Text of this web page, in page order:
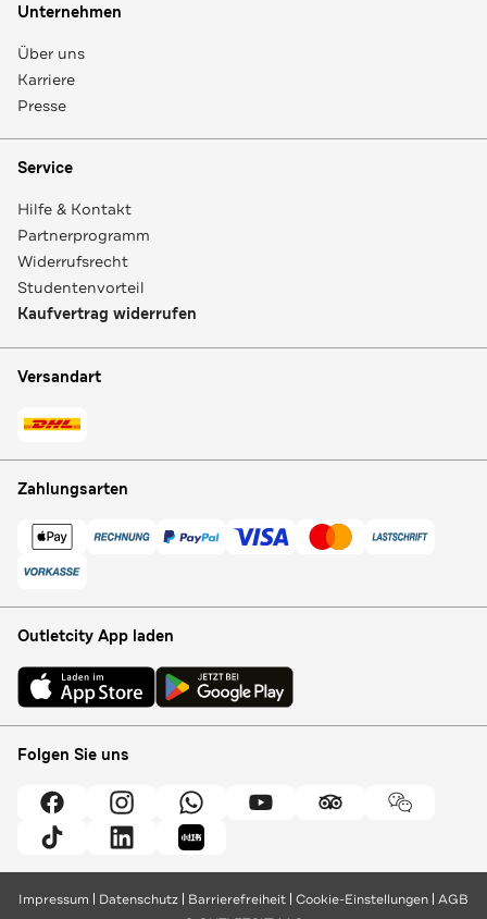
Unternehmen
Über uns
Karriere
Presse
Service
Hilfe & Kontakt
Partnerprogramm
Widerrufsrecht
Studentenvorteil
Kaufvertrag widerrufen
Versandart
Zahlungsarten
Outletcity App laden
Folgen Sie uns
Impressum Datenschutz Barrierefreiheit Cookie-Einstellungen AGB